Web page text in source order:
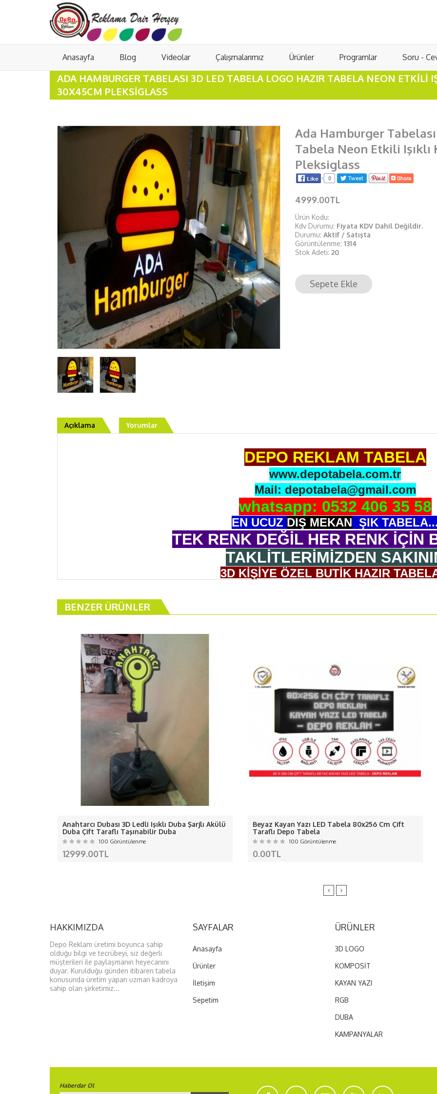
Anasayfa Blog Videolar Çalışmalarımız Ürünler Programlar Soru -
ADA HAMBURGER TABELASI 3D LED TABELA LOGO HAZIR TABELA NEON ETKILI
30X45CM PLEKSIGLASS
Ada Hamburger
Tabela Neon Etkili
Pleksiglass
4999.00TL
Ürün Kodu:
Kdv Durumu: Fiyata KDV Dahil Değildir.
Durumu: Aktif / Satışta
Görüntülenme: 1314
Stok Adeti: 20
Sepete Ekle
Açıklama Yorumlar
DEPO REKLAM TABELA
www.depotabela.com.tr
Mail: depotabela@gmail.com
whatsapp: 0532 406 35 58
EN UCUZ DIŞ MEKAN ŞIK TABELA...
TEK RENK DEĞİL HER RENK İÇİN
TAKLİTLERİMİZDEN
3D KİŞİYE ÖZEL BUTİK HAZIR
KURULUMU ÇOK BASİTTİR. 5 CM KALINLIĞI VARDIR,
- Ürünümüzde 1 değil 2 değil ledlerin akımı ölçülerek gerektiği kadar adaptör
Renk geçişleri yoktur net renkler de yanar.-
-Dış ortam için arkası silikonla değil 10 mm dekota
-Ledlerimiz kalitelicanlı ışık veren sağlam
-Ledlerimizi kalkma yapmaması için arka plakaya
ÜRÜNÜMÜZ KALIP İMALATI DEĞİLDİR
ÖZEL ÇALIŞMALARINIZ İÇİN LÜTFEN
NOT:Kargo ve KDV fiyata dahil
Kargo kaynaklı gecikmelerden ve Kargo da oluşan hasarlardan
Almanya, Avusturya, Belçika, Bulgaristan, Hırvatistan, Danimarka, İspanya, Estonya, Finlandiya, Fransa,
Litvanya, Lüksemburg, Malta, Hollanda, Polonya, Portekiz, Çek Cumhuriyeti, Romanya
BENZER ÜRÜNLER
Anahtarcı Dubası 3D Ledli Işıklı Duba Şarjlı Akülü
Duba Çift Taraflı Taşınabilir Duba
100 Görüntülenme
12999.00TL
Beyaz Kayan Yazı LED Tabela 80x256 Cm Çift
Taraflı Depo Tabela
100 Görüntülenme
0.00TL
HAKKIMIZDA
Depo Reklam üretimi boyunca sahip
olduğu bilgi ve tecrübeyi, siz değerli
müşterileri ile paylaşmanın heyecanını
duyar. Kurulduğu günden itibaren tabela
konusunda üretim yapan uzman kadroya
sahip olan şirketimiz...
SAYFALAR
Anasayfa
Ürünler
İletişim
Sepetim
ÜRÜNLER
3D LOGO
KOMPOSİT
KAYAN YAZI
RGB
DUBA
KAMPANYALAR
Haberdar Ol